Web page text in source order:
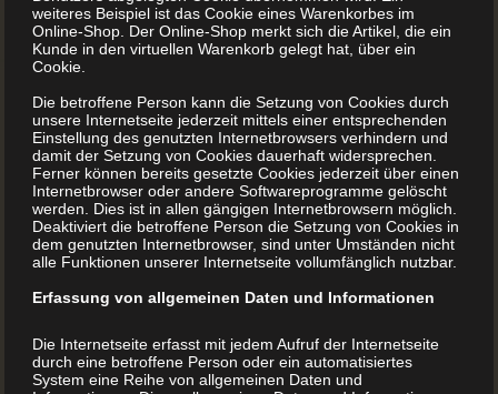
Die Frage ist berechtigt, aber nicht ganz leicht zu
beantworten. Man kann ja auch nicht pauschal sagen, wie
machen.
Als Faustregel kann gelten, dass Bücher im gedruckten
Zustand mindestens 49 Seiten haben sollten. Das hört sich
im ersten Moment viel an. Besonders dann, wenn man
49 Seiten ist die untere Grenze, auch für
Backbücher
weiteres Beispiel ist das Cookie eines Warenkorbes im
Online-Shop. Der Online-Shop merkt sich die Artikel, die ein
Kunde in den virtuellen Warenkorb gelegt hat, über ein
Cookie.
Die betroffene Person kann die Setzung von Cookies durch
unsere Internetseite jederzeit mittels einer entsprechenden
Einstellung des genutzten Internetbrowsers verhindern und
damit der Setzung von Cookies dauerhaft widersprechen.
Ferner können bereits gesetzte Cookies jederzeit über einen
Internetbrowser oder andere Softwareprogramme gelöscht
werden. Dies ist in allen gängigen Internetbrowsern möglich.
Deaktiviert die betroffene Person die Setzung von Cookies in
dem genutzten Internetbrowser, sind unter Umständen nicht
alle Funktionen unserer Internetseite vollumfänglich nutzbar.
Erfassung von allgemeinen Daten und Informationen
Die Internetseite erfasst mit jedem Aufruf der Internetseite
durch eine betroffene Person oder ein automatisiertes
System eine Reihe von allgemeinen Daten und